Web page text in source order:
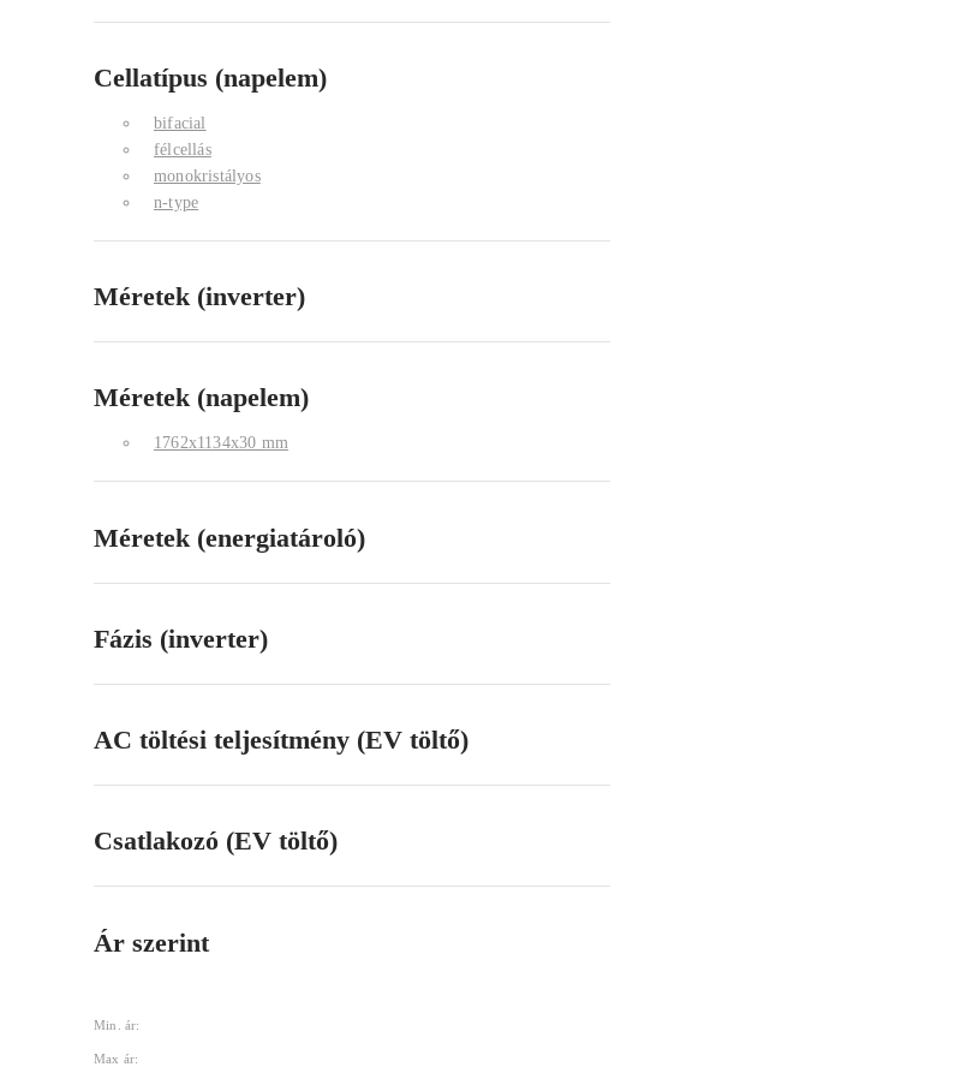
Cellatípus (napelem)
bifacial
félcellás
monokristályos
n-type
Méretek (inverter)
Méretek (napelem)
1762x1134x30 mm
Méretek (energiatároló)
Fázis (inverter)
AC töltési teljesítmény (EV töltő)
Csatlakozó (EV töltő)
Ár szerint
Min. ár:
Max ár: